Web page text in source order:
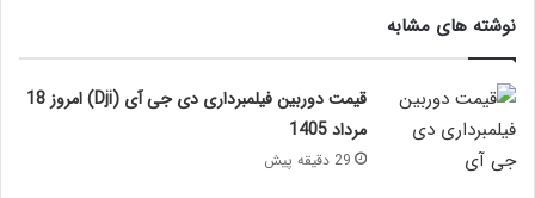
نوشته های مشابه
قیمت دوربین فیلمبرداری دی جی آی (Dji) امروز 18
مرداد 1405
29 دقیقه پیش